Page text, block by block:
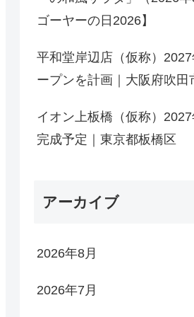
ゴーヤーの日2026】
平和堂岸辺店（仮称）
ープンを計画｜大阪府吹田
イオン上板橋（仮称）
完成予定｜東京都板橋区
アーカイブ
2026年8月
2026年7月